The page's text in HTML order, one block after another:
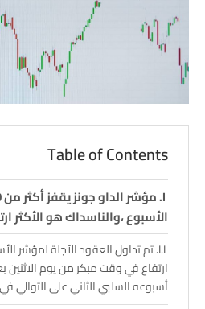
Table of Contents
الأسبوع ،والناسداك هو الأكثر
تم تداول العقود الآجلة لمؤشر
أسبوعه السلبي الثاني على التوالي